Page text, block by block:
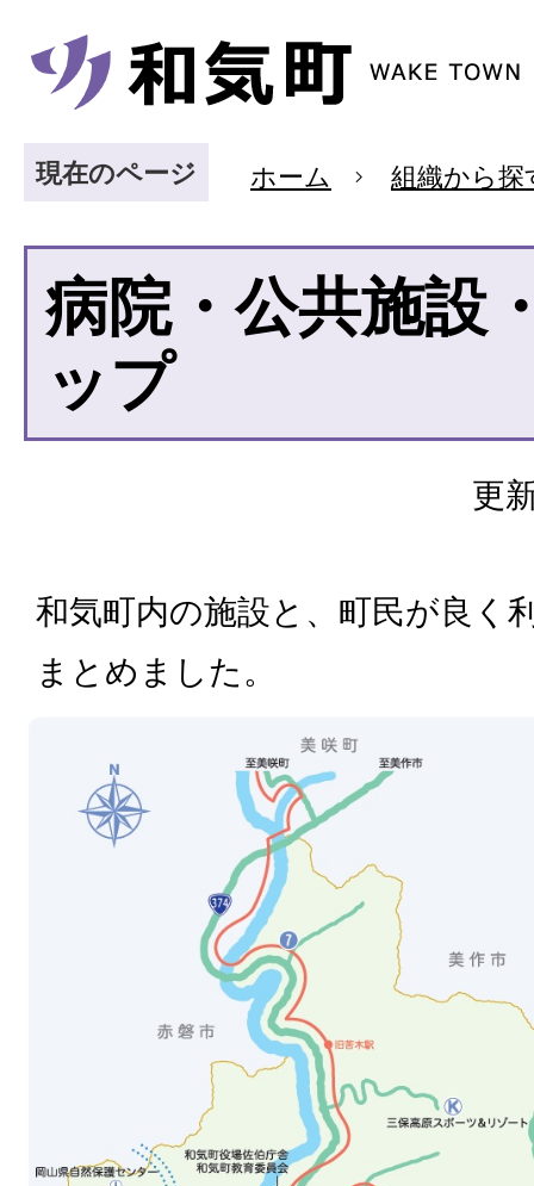
現在のページ ホーム 組織から探
病院・公共施設
ップ
更
和気町内の施設と、町民が良く
まとめました。